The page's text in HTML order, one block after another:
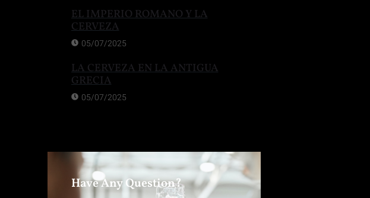
EL IMPERIO ROMANO Y LA
CERVEZA
05/07/2025
LA CERVEZA EN LA ANTIGUA
GRECIA
05/07/2025
Have Any Question?